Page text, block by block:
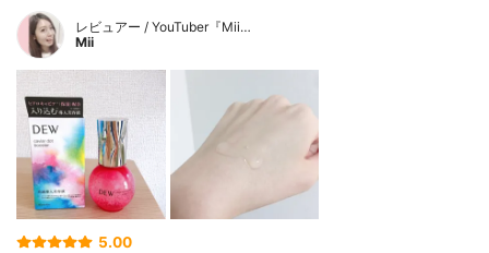
レビュアー / YouTuber『Mii…
Mii
5.00